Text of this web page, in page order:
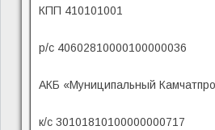
КПП 410101001
р/с 40602810000100000036
АКБ «Муниципальный
к/с 30101810100000000717